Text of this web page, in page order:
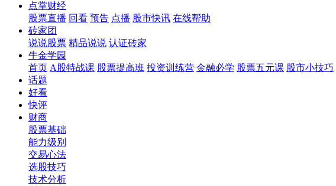
点掌财经
股票直播 回看 预告 点播 股市快讯 在线帮助
砖家团
说说股票 精品说说 认证砖家
牛金学园
首页 A股特战课 股票提高班 投资训练营 金融必学 股票五元课 股市小技巧
话题
好看
快评
财商
股票基础
能力级别
交易心法
选股技巧
技术分析